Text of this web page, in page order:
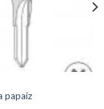
papaiz